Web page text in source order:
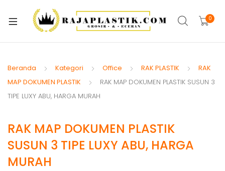
0
Beranda Kategori Office RAK PLASTIK
RAK
MAP DOKUMEN PLASTIK
RAK MAP DOKUMEN PLASTIK SUSUN 3
TIPE LUXY ABU, HARGA MURAH
RAK MAP DOKUMEN PLASTIK
SUSUN 3 TIPE LUXY ABU, HARGA
MURAH